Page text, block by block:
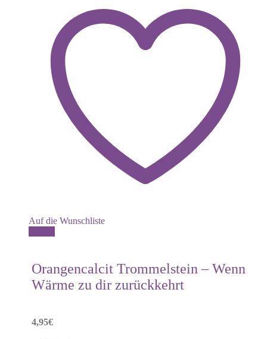
Auf die Wunschliste
Orangencalcit Trommelstein – Wenn
Wärme zu dir zurückkehrt
4,95€